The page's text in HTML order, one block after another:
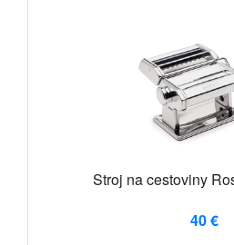
Stroj na cestoviny
40 €